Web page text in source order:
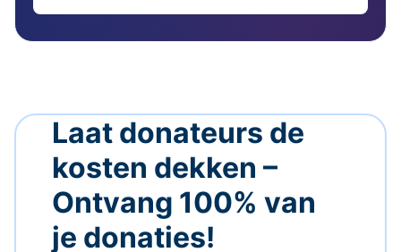
Laat donateurs de
kosten dekken –
Ontvang 100% van
je donaties!